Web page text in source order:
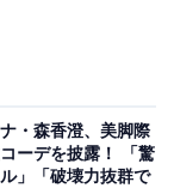
・森香澄、美脚際
ーデを披露！ 「驚
」「破壊力抜群で